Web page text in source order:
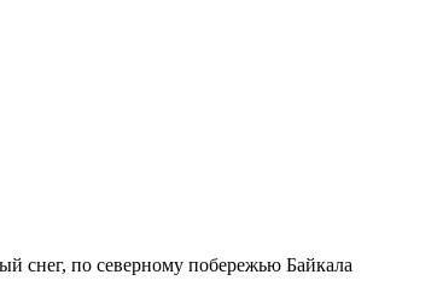
снег, по северному побережью Байкала